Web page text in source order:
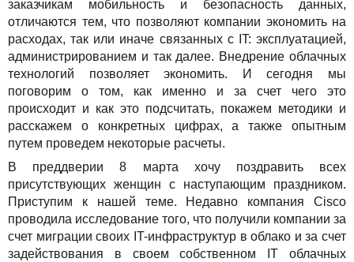
FAQ
Интервью
Авторская колонка
Праздники
Акции
заказчикам мобильность и безопасность данных,
отличаются тем, что позволяют компании экономить на
расходах, так или иначе связанных с IT: эксплуатацией,
администрированием и так далее. Внедрение облачных
технологий позволяет экономить. И сегодня мы
поговорим о том, как именно и за счет чего это
происходит и как это подсчитать, покажем методики и
расскажем о конкретных цифрах, а также опытным
путем проведем некоторые расчеты.
В преддверии 8 марта хочу поздравить всех
присутствующих женщин с наступающим праздником.
Приступим к нашей теме. Недавно компания Cisco
проводила исследование того, что получили компании за
счет миграции своих IT-инфраструктур в облако и за счет
задействования в своем собственном IT облачных